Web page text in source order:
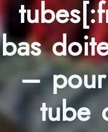
bas
–
tube